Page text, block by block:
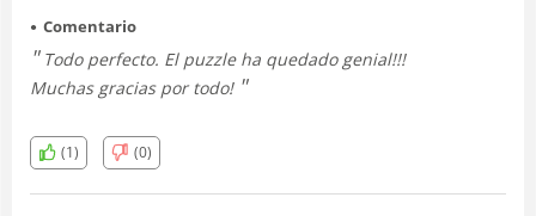
Comentario
Todo perfecto. El puzzle ha quedado genial!!!
Muchas gracias por todo!
(1) (0)